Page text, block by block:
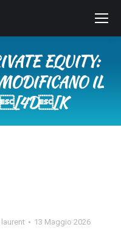
EQUITY:
IL
laurent 13 Maggio 2026